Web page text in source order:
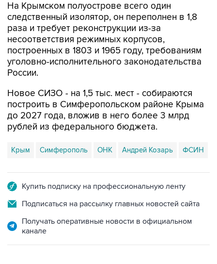
На Крымском полуострове всего один
следственный изолятор, он переполнен в 1,8
раза и требует реконструкции из-за
несоответствия режимных корпусов,
построенных в 1803 и 1965 году, требованиям
уголовно-исполнительного законодательства
России.
Новое СИЗО - на 1,5 тыс. мест - собираются
построить в Симферопольском районе Крыма
до 2027 года, вложив в него более 3 млрд
рублей из федерального бюджета.
Крым Симферополь ОНК Андрей Козарь ФСИН
Купить подписку на профессиональную ленту
Подписаться на рассылку главных новостей сайта
Получать оперативные новости в официальном
канале